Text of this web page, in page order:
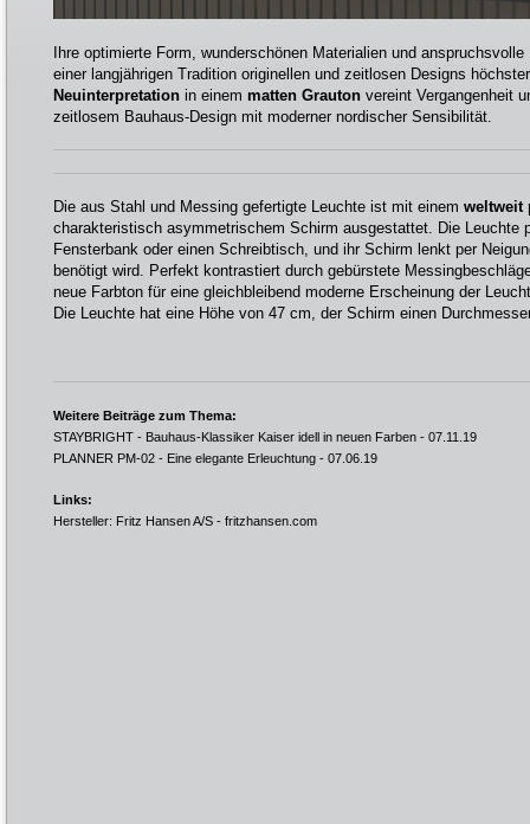
Ihre optimierte Form, wunderschönen Materialien und
einer langjährigen Tradition originellen und zeitlosen Designs
Neuinterpretation in einem matten Grauton vereint Vergangenheit
zeitlosem Bauhaus-Design mit moderner nordischer Sensibilität.
Die aus Stahl und Messing gefertigte Leuchte ist mit einem weltweit
charakteristisch asymmetrischem Schirm ausgestattet. Die Leuchte
Fensterbank oder einen Schreibtisch, und ihr Schirm lenkt per
benötigt wird. Perfekt kontrastiert durch gebürstete
neue Farbton für eine gleichbleibend moderne Erscheinung der
Die Leuchte hat eine Höhe von 47 cm, der Schirm einen
Weitere Beiträge zum Thema:
STAYBRIGHT - Bauhaus-Klassiker Kaiser idell in neuen Farben - 07.11.19
PLANNER PM-02 - Eine elegante Erleuchtung - 07.06.19
Links:
Hersteller: Fritz Hansen A/S - fritzhansen.com